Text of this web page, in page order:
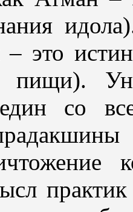
это
пищи).
со
практик